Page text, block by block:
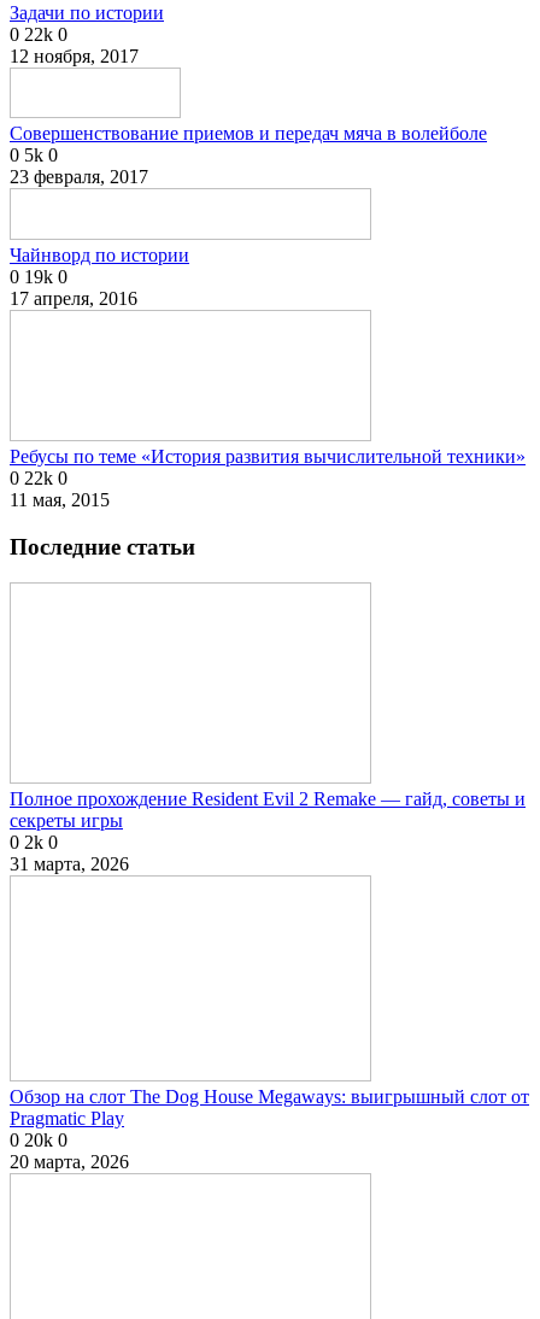
Задачи по истории
0 22k 0
12 ноября, 2017
Совершенствование приемов и передач мяча в волейболе
0 5k 0
23 февраля, 2017
Чайнворд по истории
0 19k 0
17 апреля, 2016
Ребусы по теме «История развития вычислительной техники»
0 22k 0
11 мая, 2015
Последние статьи
Полное прохождение Resident Evil 2 Remake — гайд, советы и
секреты игры
0 2k 0
31 марта, 2026
Обзор на слот The Dog House Megaways: выигрышный слот от
Pragmatic Play
0 20k 0
20 марта, 2026